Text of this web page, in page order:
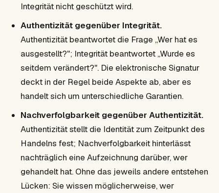
Integrität nicht geschützt wird.
Authentizität gegenüber Integrität.
Authentizität beantwortet die Frage „Wer hat es
ausgestellt?"; Integrität beantwortet „Wurde es
seitdem verändert?". Die elektronische Signatur
deckt in der Regel beide Aspekte ab, aber es
handelt sich um unterschiedliche Garantien.
Nachverfolgbarkeit gegenüber Authentizität.
Authentizität stellt die Identität zum Zeitpunkt des
Handelns fest; Nachverfolgbarkeit hinterlässt
nachträglich eine Aufzeichnung darüber, wer
gehandelt hat. Ohne das jeweils andere entstehen
Lücken: Sie wissen möglicherweise, wer